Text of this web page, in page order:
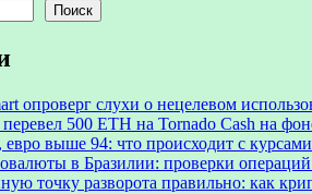
Поиск
опроверг слухи о нецелевом
500 ETH на Tornado Cash на
выше 94: что происходит с
в Бразилии: проверки
точку разворота правильно: как